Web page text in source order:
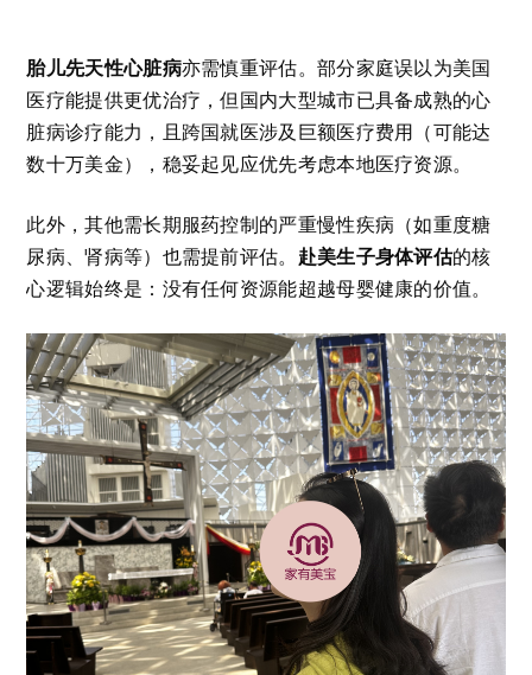
胎儿先天性心脏病亦需慎重评估。部分家庭误以为美国
医疗能提供更优治疗，但国内大型城市已具备成熟的心
脏病诊疗能力，且跨国就医涉及巨额医疗费用（可能达
数十万美金），稳妥起见应优先考虑本地医疗资源。
此外，其他需长期服药控制的严重慢性疾病（如重度糖
尿病、肾病等）也需提前评估。 赴美生子身体评估的核
心逻辑始终是：没有任何资源能超越母婴健康的价值。